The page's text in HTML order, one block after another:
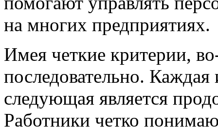
на многих предприятиях.
Имея четкие критерии,
последовательно.
следующая является
Работники четко